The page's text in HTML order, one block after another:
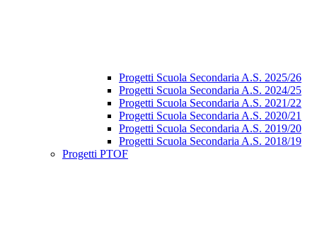
Progetti Scuola Secondaria A.S. 2025/26
Progetti Scuola Secondaria A.S. 2024/25
Progetti Scuola Secondaria A.S. 2021/22
Progetti Scuola Secondaria A.S. 2020/21
Progetti Scuola Secondaria A.S. 2019/20
Progetti Scuola Secondaria A.S. 2018/19
Progetti PTOF